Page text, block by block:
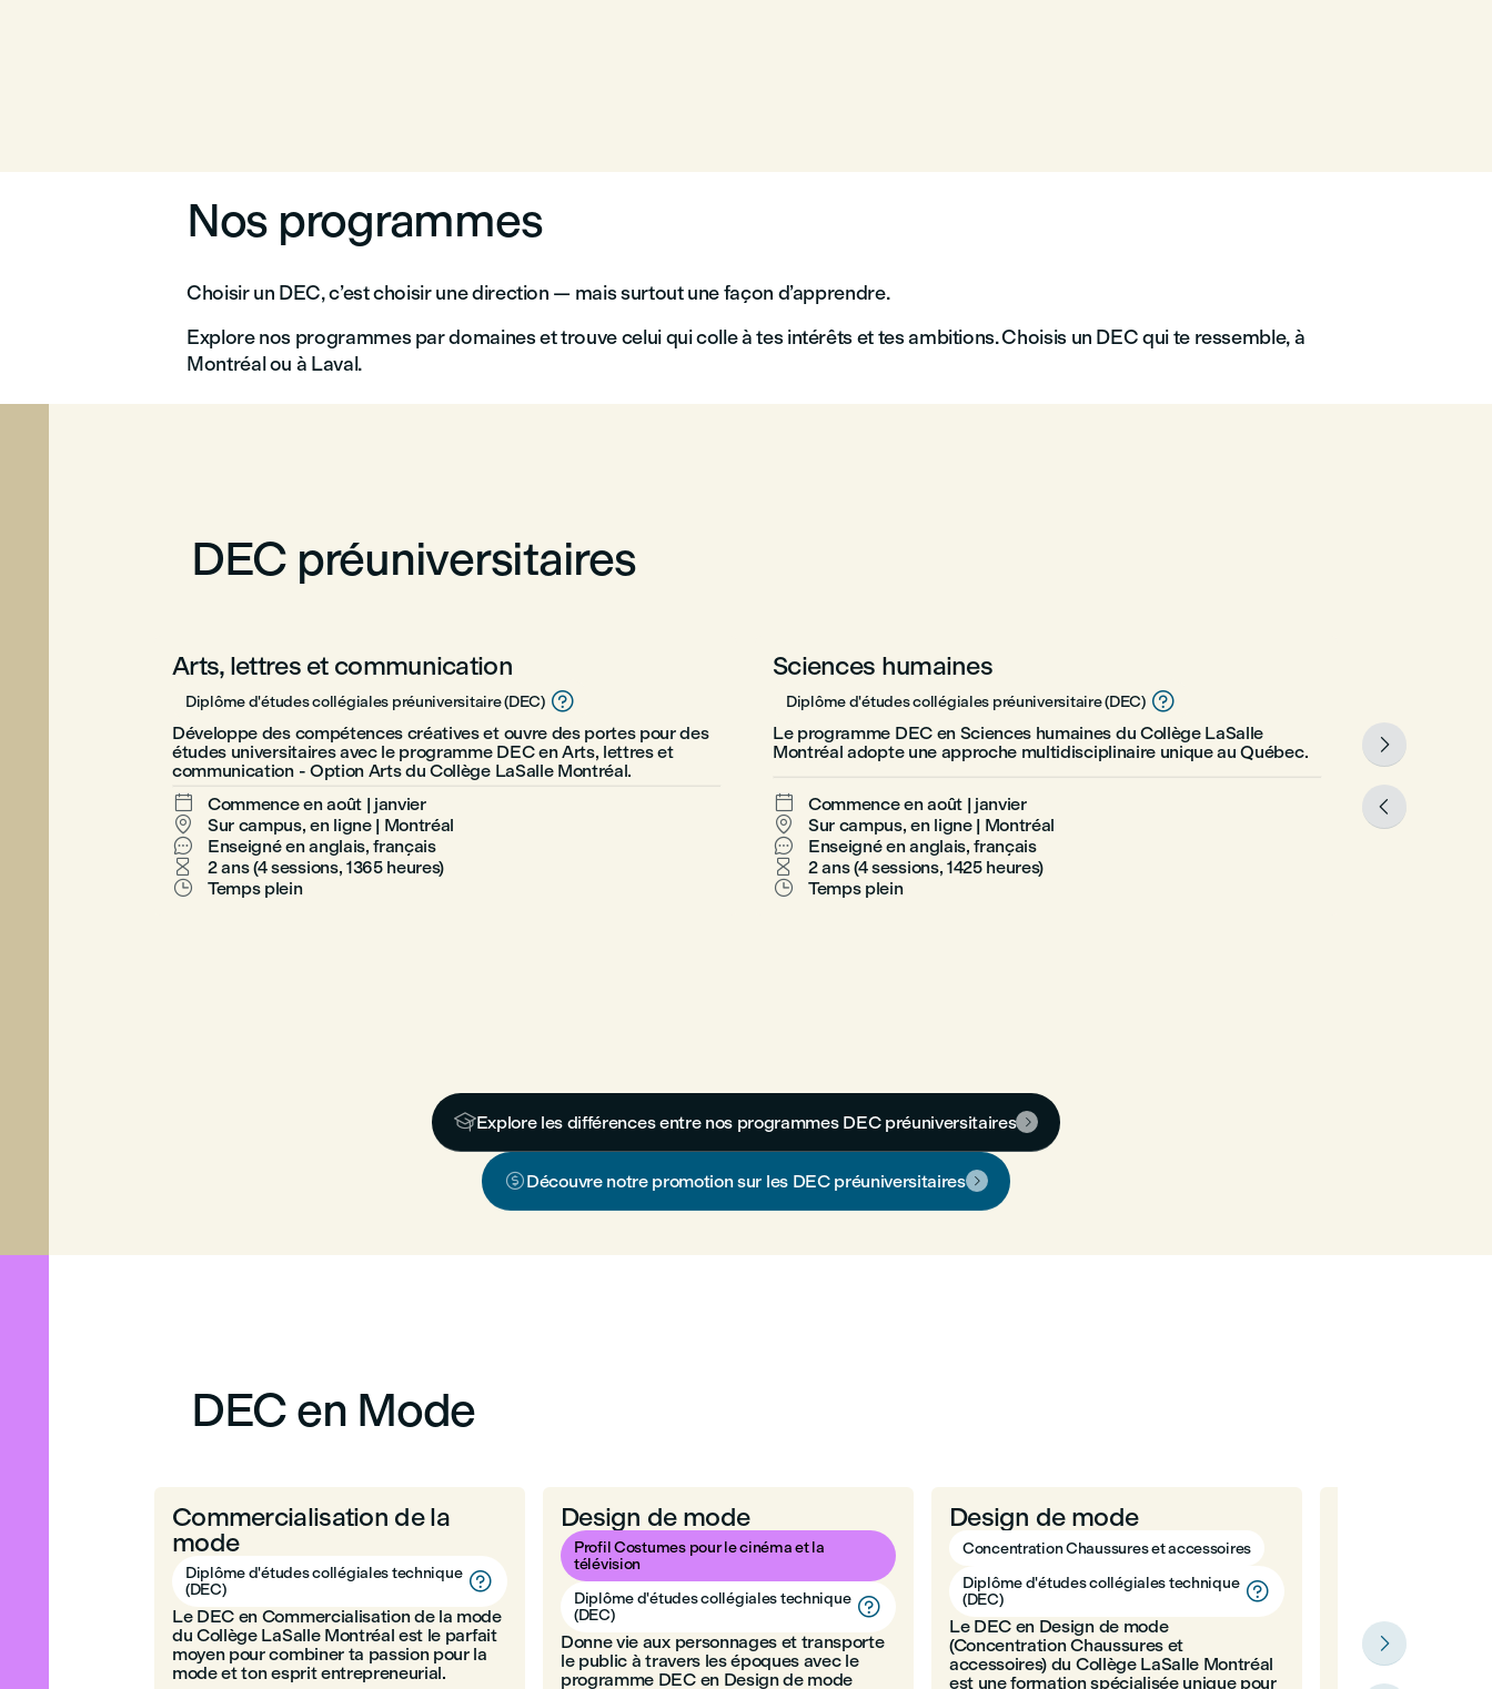
Nos programmes
Choisir un DEC, c’est choisir une direction — mais surtout une façon d’apprendre.
Explore nos programmes par domaines et trouve celui qui colle à tes intérêts et tes ambitions. Choisis un DEC qui te ressemble, à
Montréal ou à Laval.
DEC préuniversitaires
Arts, lettres et communication
Diplôme d'études collégiales préuniversitaire (DEC) 
Développe des compétences créatives et ouvre des portes pour des
études universitaires avec le programme DEC en Arts, lettres et
communication - Option Arts du Collège LaSalle Montréal.
 Commence en août | janvier
 Sur campus, en ligne | Montréal
 Enseigné en anglais, français
 2 ans (4 sessions, 1365 heures)
 Temps plein
Sciences humaines
Diplôme d'études collégiales préuniversitaire (DEC) 
Le programme DEC en Sciences humaines du Collège LaSalle
Montréal adopte une approche multidisciplinaire unique au Québec.
 Commence en août | janvier
 Sur campus, en ligne | Montréal
 Enseigné en anglais, français
 2 ans (4 sessions, 1425 heures)
 Temps plein


Explore les différences entre nos programmes DEC préuniversitaires 
Découvre notre promotion sur les DEC préuniversitaires 
DEC en Mode
Commercialisation de la
mode
Diplôme d'études collégiales technique
(DEC)

Le DEC en Commercialisation de la mode
du Collège LaSalle Montréal est le parfait
moyen pour combiner ta passion pour la
mode et ton esprit entrepreneurial.
Design de mode
Profil Costumes pour le cinéma et la
télévision
Diplôme d'études collégiales technique
(DEC)

Donne vie aux personnages et transporte
le public à travers les époques avec le
programme DEC en Design de mode
Design de mode
Concentration Chaussures et accessoires
Diplôme d'études collégiales technique
(DEC)

Le DEC en Design de mode
(Concentration Chaussures et
accessoires) du Collège LaSalle Montréal
est une formation spécialisée unique pour
de départ de
collections.
